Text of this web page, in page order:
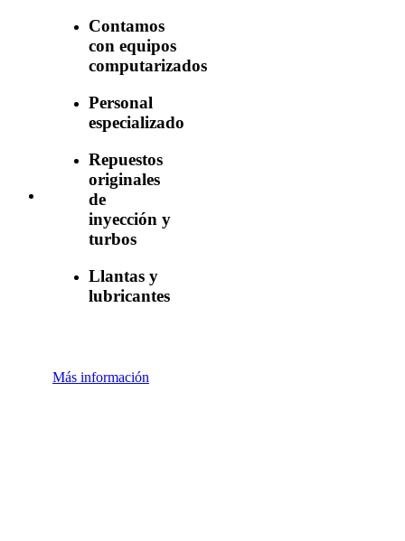
Contamos
con equipos
computarizados
Personal
especializado
Repuestos
originales
de
inyección y
turbos
Llantas y
lubricantes
Más información